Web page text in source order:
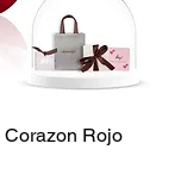
Rojo